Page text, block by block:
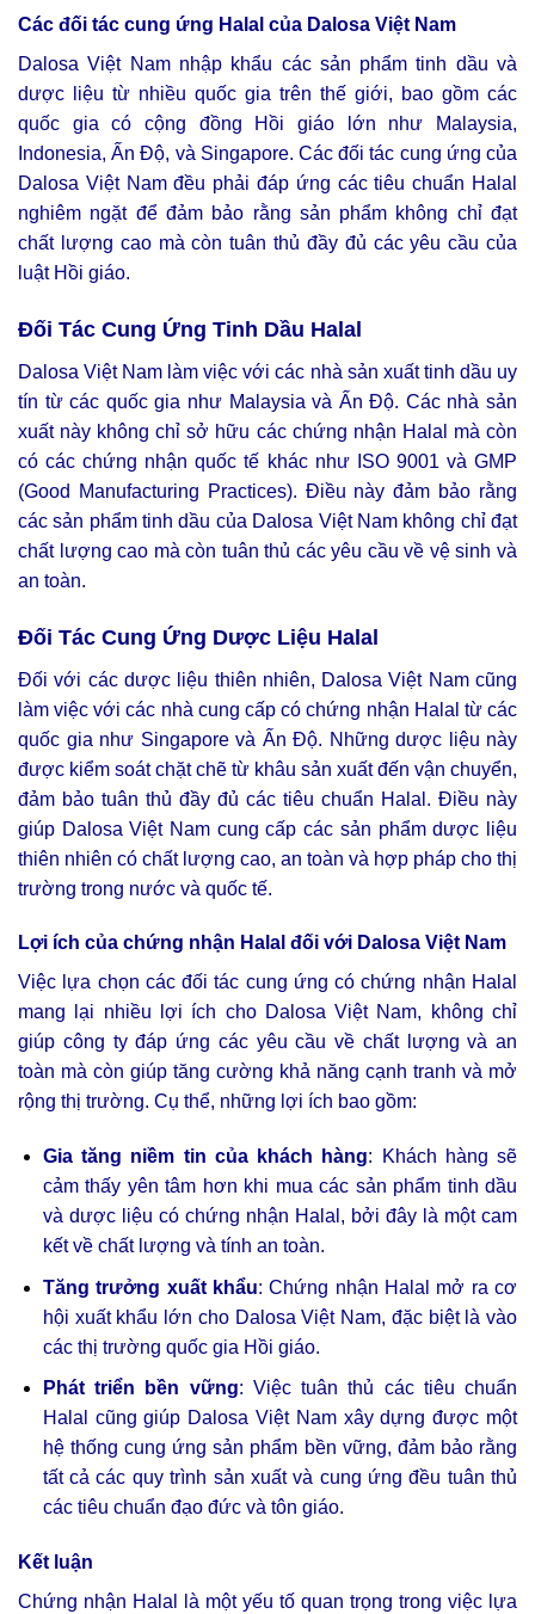
Các đối tác cung ứng Halal của Dalosa Việt Nam
Dalosa Việt Nam nhập khẩu các sản phẩm tinh dầu và
dược liệu từ nhiều quốc gia trên thế giới, bao gồm các
quốc gia có cộng đồng Hồi giáo lớn như Malaysia,
Indonesia, Ấn Độ, và Singapore. Các đối tác cung ứng của
Dalosa Việt Nam đều phải đáp ứng các tiêu chuẩn Halal
nghiêm ngặt để đảm bảo rằng sản phẩm không chỉ đạt
chất lượng cao mà còn tuân thủ đầy đủ các yêu cầu của
luật Hồi giáo.
Đối Tác Cung Ứng Tinh Dầu Halal
Dalosa Việt Nam làm việc với các nhà sản xuất tinh dầu uy
tín từ các quốc gia như Malaysia và Ấn Độ. Các nhà sản
xuất này không chỉ sở hữu các chứng nhận Halal mà còn
có các chứng nhận quốc tế khác như ISO 9001 và GMP
(Good Manufacturing Practices). Điều này đảm bảo rằng
các sản phẩm tinh dầu của Dalosa Việt Nam không chỉ đạt
chất lượng cao mà còn tuân thủ các yêu cầu về vệ sinh và
an toàn.
Đối Tác Cung Ứng Dược Liệu Halal
Đối với các dược liệu thiên nhiên, Dalosa Việt Nam cũng
làm việc với các nhà cung cấp có chứng nhận Halal từ các
quốc gia như Singapore và Ấn Độ. Những dược liệu này
được kiểm soát chặt chẽ từ khâu sản xuất đến vận chuyển,
đảm bảo tuân thủ đầy đủ các tiêu chuẩn Halal. Điều này
giúp Dalosa Việt Nam cung cấp các sản phẩm dược liệu
thiên nhiên có chất lượng cao, an toàn và hợp pháp cho thị
trường trong nước và quốc tế.
Lợi ích của chứng nhận Halal đối với Dalosa Việt Nam
Việc lựa chọn các đối tác cung ứng có chứng nhận Halal
mang lại nhiều lợi ích cho Dalosa Việt Nam, không chỉ
giúp công ty đáp ứng các yêu cầu về chất lượng và an
toàn mà còn giúp tăng cường khả năng cạnh tranh và mở
rộng thị trường. Cụ thể, những lợi ích bao gồm:
Gia tăng niềm tin của khách hàng: Khách hàng sẽ
cảm thấy yên tâm hơn khi mua các sản phẩm tinh dầu
và dược liệu có chứng nhận Halal, bởi đây là một cam
kết về chất lượng và tính an toàn.
Tăng trưởng xuất khẩu: Chứng nhận Halal mở ra cơ
hội xuất khẩu lớn cho Dalosa Việt Nam, đặc biệt là vào
các thị trường quốc gia Hồi giáo.
Phát triển bền vững: Việc tuân thủ các tiêu chuẩn
Halal cũng giúp Dalosa Việt Nam xây dựng được một
hệ thống cung ứng sản phẩm bền vững, đảm bảo rằng
tất cả các quy trình sản xuất và cung ứng đều tuân thủ
các tiêu chuẩn đạo đức và tôn giáo.
Kết luận
Chứng nhận Halal là một yếu tố quan trọng trong việc lựa